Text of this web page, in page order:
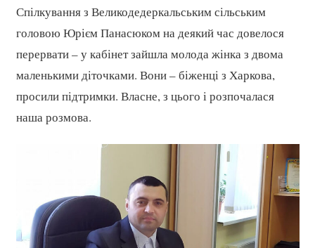
Спілкування з Великодедеркальським сільським
головою Юрієм Панасюком на деякий час довелося
перервати – у кабінет зайшла молода жінка з двома
маленькими діточками. Вони – біженці з Харкова,
просили підтримки. Власне, з цього і розпочалася
наша розмова.